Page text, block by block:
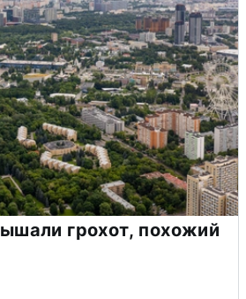
грохот, похожий